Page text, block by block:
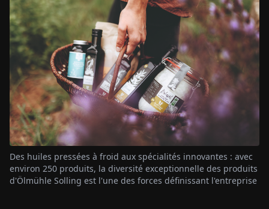
Des huiles pressées à froid aux spécialités innovantes : avec
environ 250 produits, la diversité exceptionnelle des produits
d'Ölmühle Solling est l'une des forces définissant l'entreprise